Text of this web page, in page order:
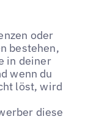
oder
bestehen,
in deiner
wenn du
löst, wird
diese